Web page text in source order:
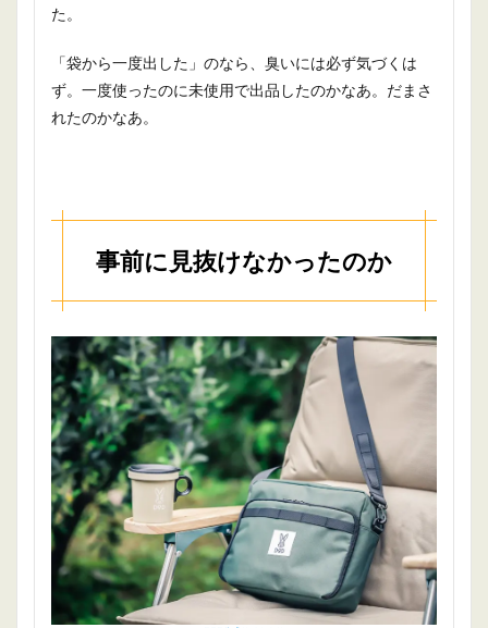
た。
「袋から一度出した」のなら、臭いには必ず気づくは
ず。一度使ったのに未使用で出品したのかなあ。だまさ
れたのかなあ。
事前に見抜けなかったのか